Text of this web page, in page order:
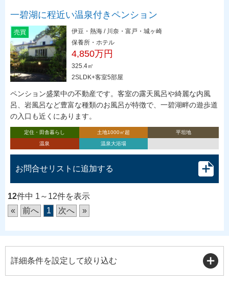
一碧湖に程近い温泉付きペンション
売買
伊豆・熱海 / 川奈・富戸・城ヶ崎
保養所・ホテル
4,850万円
325.4㎡
2SLDK+客室5部屋
ペンション盛業中の不動産です。客室の露天風呂や綺麗な内風
呂、岩風呂など豊富な種類のお風呂が特徴で、一碧湖畔の遊歩道
の入口も近くにあります。
定住・田舎暮らし 土地1000㎡超
平坦地
温泉
温泉大浴場
お問合せリストに追加する
12件中 1～12件を表示
«
前へ 1 次へ »
詳細条件を設定して絞り込む